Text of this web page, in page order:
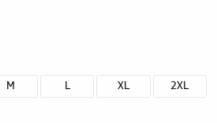
M L XL 2XL